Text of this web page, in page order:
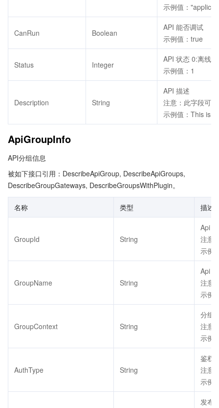
示例值：
CanRun Boolean
API 能否调试
示例值：true
Status Integer
API 状态 0:离线
示例值：1
Description String
API 描述
注意：此字段可
示例值：This is
ApiGroupInfo
API分组信息
被如下接口引用：DescribeApiGroup, DescribeApiGroups,
DescribeGroupGateways, DescribeGroupsWithPlugin。
名称 类型 描述
GroupId String
Api
注意
示例
GroupName String
Api
注意
示例
GroupContext String
分组
注意
示例
AuthType String
鉴权
注意
示例
发布